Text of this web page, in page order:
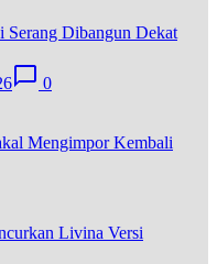
Serang Dibangun Dekat
0
Mengimpor Kembali
Livina Versi